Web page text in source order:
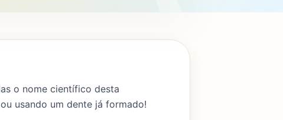
o nome científico desta
usando um dente já formado!